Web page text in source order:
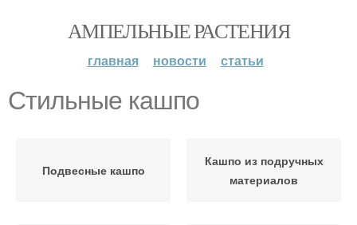
АМПЕЛЬНЫЕ РАСТЕНИЯ
главная новости статьи
Стильные кашпо
Подвесные кашпо
Кашпо из подручных
материалов